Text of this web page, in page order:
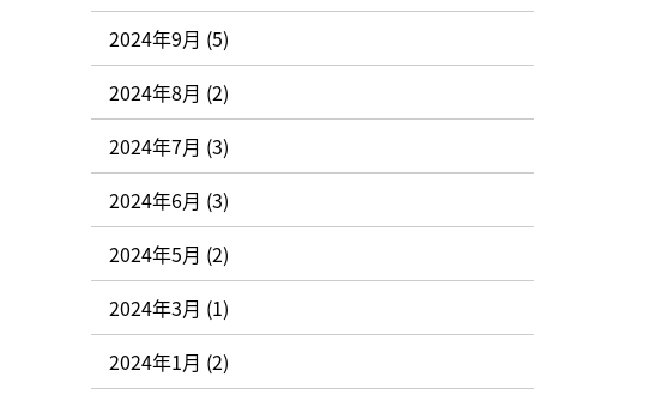
2024年9月 (5)
2024年8月 (2)
2024年7月 (3)
2024年6月 (3)
2024年5月 (2)
2024年3月 (1)
2024年1月 (2)